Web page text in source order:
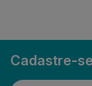
Cadastre-